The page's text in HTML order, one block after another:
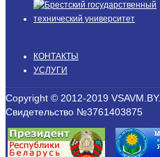
КОНТАКТЫ
УСЛУГИ
Copyright © 2012-2019
Свидетельство №3761403875